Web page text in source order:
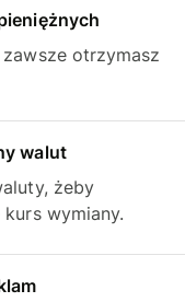
otrzymasz
walut
żeby
wymiany.